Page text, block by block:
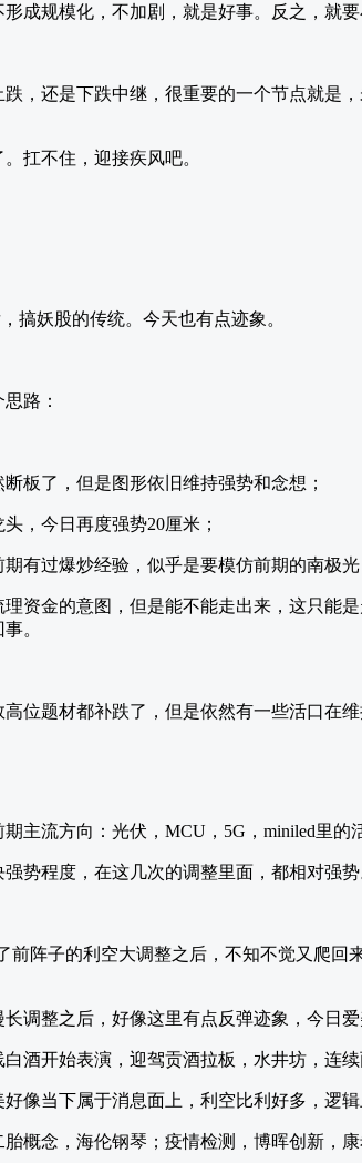
成规模化，不加剧，就是好事。反之，就要
，还是下跌中继，很重要的一个节点就是
扛不住，迎接疾风吧。
搞妖股的传统。今天也有点迹象。
路：
板了，但是图形依旧维持强势和念想；
，今日再度强势20厘米；
有过爆炒经验，似乎是要模仿前期的南极光
资金的意图，但是能不能走出来，这只能
。
位题材都补跌了，但是依然有一些活口在维
主流方向：光伏，MCU，5G，miniled里的
势程度，在这几次的调整里面，都相对强势
前阵子的利空大调整之后，不知不觉又爬回
调整之后，好像这里有点反弹迹象，今日爱
酒开始表演，迎驾贡酒拉板，水井坊，连
像当下属于消息面上，利空比利好多，逻辑
概念，海伦钢琴；疫情检测，博晖创新，